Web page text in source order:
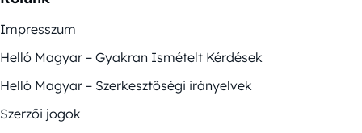
Impresszum
Helló Magyar – Gyakran Ismételt Kérdések
Helló Magyar – Szerkesztőségi irányelvek
Szerzői jogok